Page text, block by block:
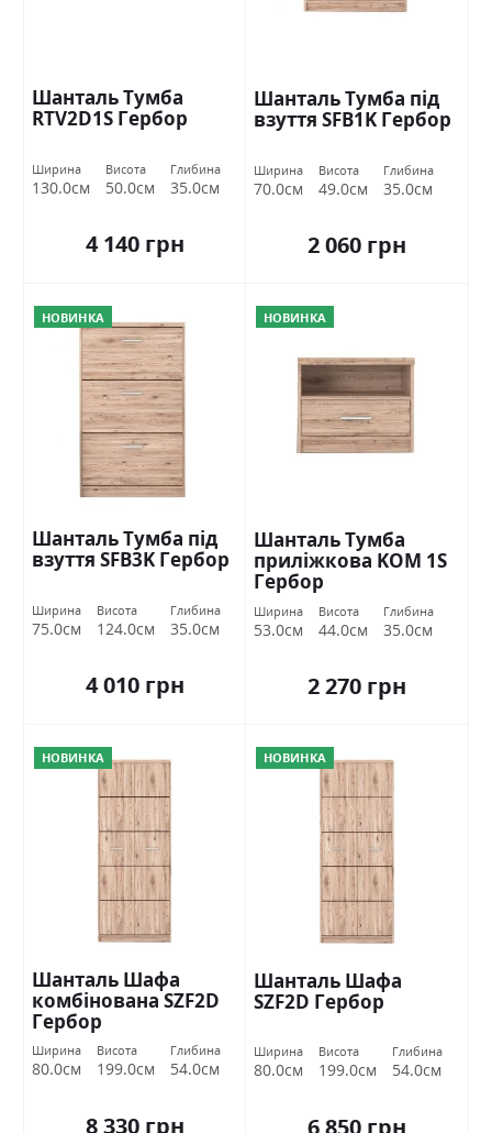
Шанталь Тумба
RTV2D1S Гербор
Ширина
130.0см
Висота
50.0см
Глибина
35.0см
4 140 грн
Шанталь Тумба під
взуття SFB1K Гербор
Ширина
70.0см
Висота
49.0см
Глибина
35.0см
2 060 грн
НОВИНКА
Шанталь Тумба під
взуття SFB3K Гербор
Ширина
75.0см
Висота
124.0см
Глибина
35.0см
4 010 грн
НОВИНКА
Шанталь Тумба
приліжкова KOM 1S
Гербор
Ширина
53.0см
Висота
44.0см
Глибина
35.0см
2 270 грн
НОВИНКА
Шанталь Шафа
комбінована SZF2D
Гербор
Ширина
80.0см
Висота
199.0см
Глибина
54.0см
8 330 грн
НОВИНКА
Шанталь Шафа
SZF2D Гербор
Ширина
80.0см
Висота
199.0см
Глибина
54.0см
6 850 грн